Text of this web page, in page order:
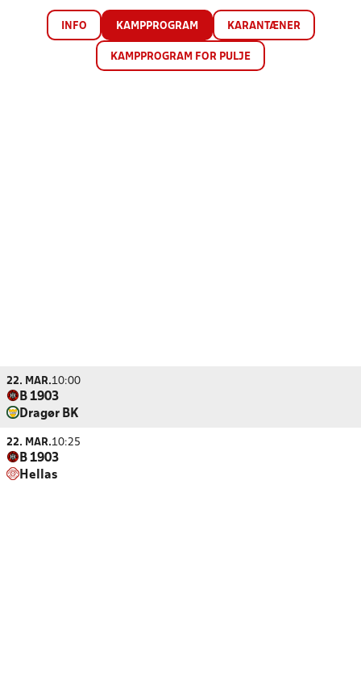
INFO KAMPPROGRAM KARANTÆNER
KAMPPROGRAM FOR PULJE
22. MAR.10:00
B 1903
Dragør BK
22. MAR.10:25
B 1903
Hellas